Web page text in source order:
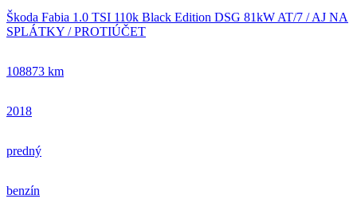
Škoda Fabia 1.0 TSI 110k Black Edition DSG 81kW AT/7 / AJ NA
SPLÁTKY / PROTIÚČET
108873 km
2018
predný
benzín